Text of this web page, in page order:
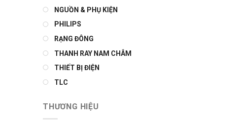
NGUỒN & PHỤ KIỆN
PHILIPS
RẠNG ĐÔNG
THANH RAY NAM CHÂM
THIẾT BỊ ĐIỆN
TLC
THƯƠNG HIỆU